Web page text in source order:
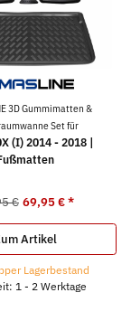
3D Gummimatten &
Set für
(I) 2014 - 2018 |
€ 69,95 €*
Artikel
Lagerbestand
1 - 2 Werktage